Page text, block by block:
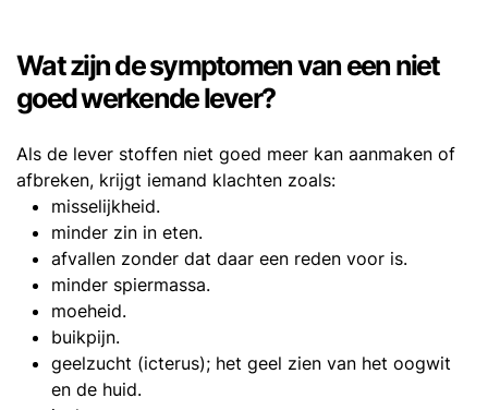
Wat zijn de symptomen van een niet
goed werkende lever?
Als de lever stoffen niet goed meer kan aanmaken of
afbreken, krijgt iemand klachten zoals:
misselijkheid.
minder zin in eten.
afvallen zonder dat daar een reden voor is.
minder spiermassa.
moeheid.
buikpijn.
geelzucht (icterus); het geel zien van het oogwit
en de huid.